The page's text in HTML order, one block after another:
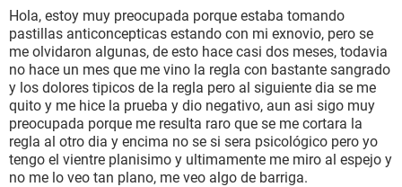
BIENESTAR
SEXUALIDAD
GLOSARIO
Hola, estoy muy preocupada porque estaba tomando
pastillas anticoncepticas estando con mi exnovio, pero se
me olvidaron algunas, de esto hace casi dos meses, todavia
no hace un mes que me vino la regla con bastante sangrado
y los dolores tipicos de la regla pero al siguiente dia se me
quito y me hice la prueba y dio negativo, aun asi sigo muy
preocupada porque me resulta raro que se me cortara la
regla al otro dia y encima no se si sera psicológico pero yo
tengo el vientre planisimo y ultimamente me miro al espejo y
no me lo veo tan plano, me veo algo de barriga.